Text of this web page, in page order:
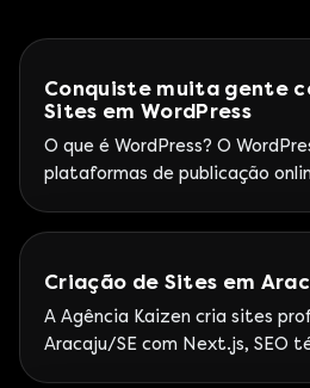
Conquiste muita gente
Sites em WordPress
O que é WordPress? O
plataformas de publicação
espalhados ao redor do mundo
maior. Lançado em 2003, o
conquistando boa parte dos
gerenciamento ser através
Criação de Sites em
A Agência Kaizen cria sites
Aracaju/SE com Next.js, SEO